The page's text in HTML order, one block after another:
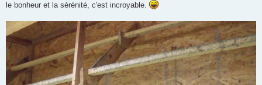
n
n
u
le bonheur et la sérénité, c'est incroyable.